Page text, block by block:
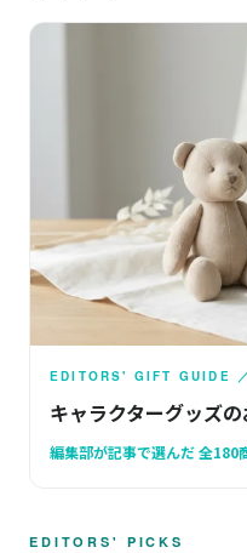
EDITORS' GIFT GUIDE ／
キャラクターグッズ
編集部が記事で選んだ 全
EDITORS' PICKS